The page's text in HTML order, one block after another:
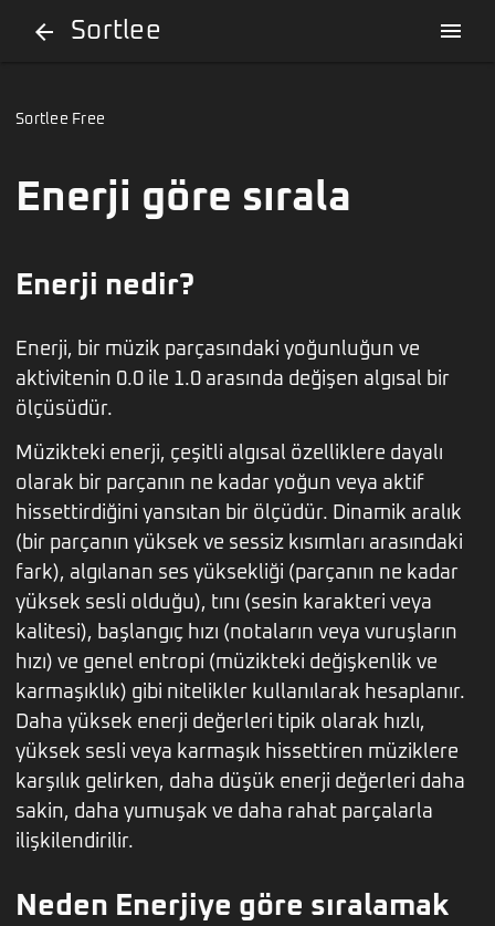
arrow_back Sortlee menu
Sortlee Free
Enerji göre sırala
Enerji nedir?
Enerji, bir müzik parçasındaki yoğunluğun ve
aktivitenin 0.0 ile 1.0 arasında değişen algısal bir
ölçüsüdür.
Müzikteki enerji, çeşitli algısal özelliklere dayalı
olarak bir parçanın ne kadar yoğun veya aktif
hissettirdiğini yansıtan bir ölçüdür. Dinamik aralık
(bir parçanın yüksek ve sessiz kısımları arasındaki
fark), algılanan ses yüksekliği (parçanın ne kadar
yüksek sesli olduğu), tını (sesin karakteri veya
kalitesi), başlangıç hızı (notaların veya vuruşların
hızı) ve genel entropi (müzikteki değişkenlik ve
karmaşıklık) gibi nitelikler kullanılarak hesaplanır.
Daha yüksek enerji değerleri tipik olarak hızlı,
yüksek sesli veya karmaşık hissettiren müziklere
karşılık gelirken, daha düşük enerji değerleri daha
sakin, daha yumuşak ve daha rahat parçalarla
ilişkilendirilir.
Neden Enerjiye göre sıralamak